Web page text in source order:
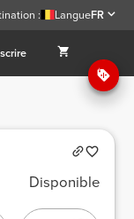
: LangueFR
Disponible